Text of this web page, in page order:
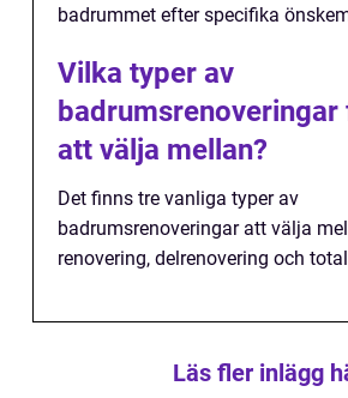
badrummet efter specifika
Vilka typer av
att välja mellan?
Det finns tre vanliga typer av
badrumsrenoveringar att välja
renovering, delrenovering och
Läs fler inlägg